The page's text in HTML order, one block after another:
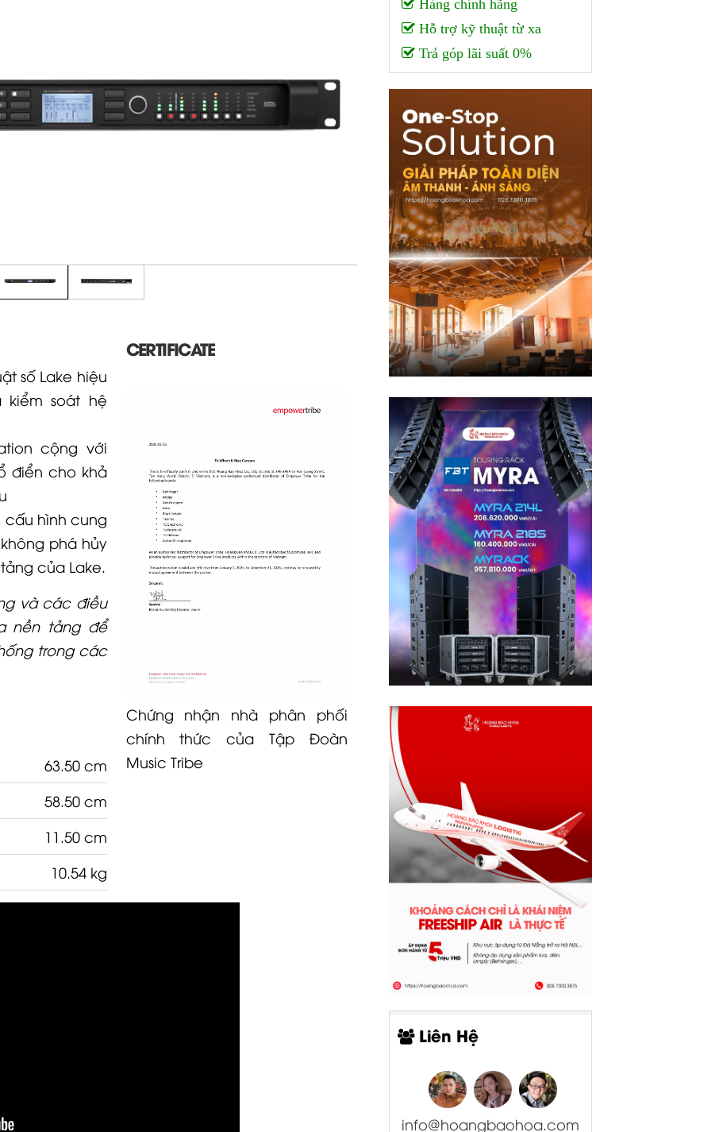
số Lake hiệu
soát hệ
cộng với
điển cho khả
hình cung
phá hủy
của Lake.
và các điều
nền tảng để
trong các
63.50 cm
58.50 cm
11.50 cm
10.54 kg
CERTIFICATE
Chứng nhận nhà phân phối
chính thức của Tập Đoàn
Music Tribe
Hàng chính hãng
Hỗ trợ kỹ thuật từ xa
Trả góp lãi suất 0%
Liên Hệ
info@hoangbaohoa.com